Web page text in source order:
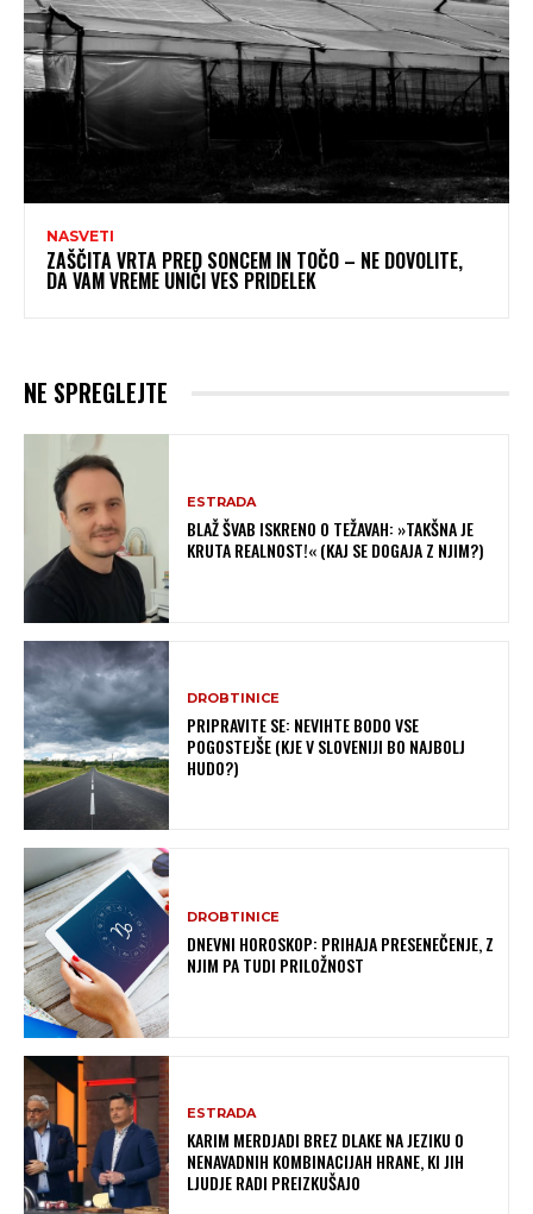
NASVETI
ZAŠČITA VRTA PRED SONCEM IN TOČO – NE DOVOLITE,
DA VAM VREME UNIČI VES PRIDELEK
NE SPREGLEJTE
ESTRADA
BLAŽ ŠVAB ISKRENO O TEŽAVAH: »TAKŠNA JE
KRUTA REALNOST!« (KAJ SE DOGAJA Z NJIM?)
DROBTINICE
PRIPRAVITE SE: NEVIHTE BODO VSE
POGOSTEJŠE (KJE V SLOVENIJI BO NAJBOLJ
HUDO?)
DROBTINICE
DNEVNI HOROSKOP: PRIHAJA PRESENEČENJE, Z
NJIM PA TUDI PRILOŽNOST
ESTRADA
KARIM MERDJADI BREZ DLAKE NA JEZIKU O
NENAVADNIH KOMBINACIJAH HRANE, KI JIH
LJUDJE RADI PREIZKUŠAJO